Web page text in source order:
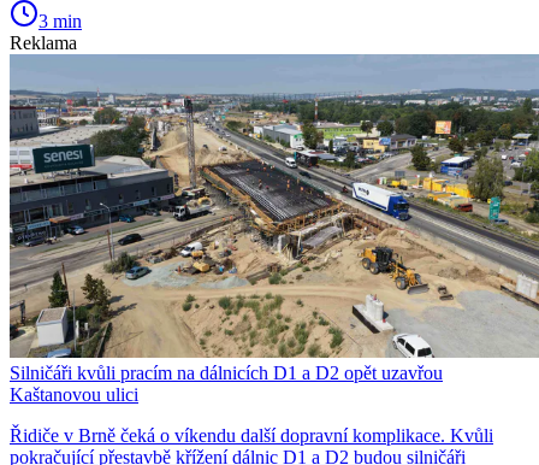
3 min
Reklama
Silničáři kvůli pracím na dálnicích D1 a D2 opět uzavřou
Kaštanovou ulici
Řidiče v Brně čeká o víkendu další dopravní komplikace. Kvůli
pokračující přestavbě křížení dálnic D1 a D2 budou silničáři